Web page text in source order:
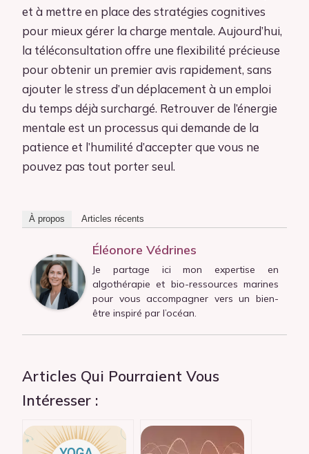
et à mettre en place des stratégies cognitives
pour mieux gérer la charge mentale. Aujourd’hui,
la téléconsultation offre une flexibilité précieuse
pour obtenir un premier avis rapidement, sans
ajouter le stress d’un déplacement à un emploi
du temps déjà surchargé. Retrouver de l’énergie
mentale est un processus qui demande de la
patience et l’humilité d’accepter que vous ne
pouvez pas tout porter seul.
À propos Articles récents
Éléonore Védrines
Je partage ici mon expertise en
algothérapie et bio-ressources marines
pour vous accompagner vers un bien-
être inspiré par l’océan.
Articles Qui Pourraient Vous
Intéresser :